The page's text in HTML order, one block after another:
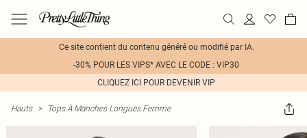
Ce site contient du contenu généré ou modifié par IA.
-30% POUR LES VIPS* AVEC LE CODE : VIP30
CLIQUEZ ICI POUR DEVENIR VIP
Hauts > Tops À Manches Longues Femme